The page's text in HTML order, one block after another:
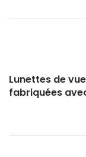
Lunettes de
fabriquées